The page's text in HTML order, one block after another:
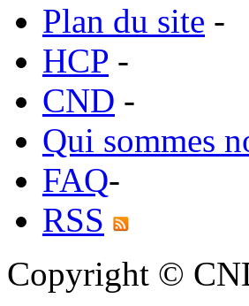
Plan du site -
HCP -
CND -
Qui sommes
FAQ-
RSS
Copyright ©